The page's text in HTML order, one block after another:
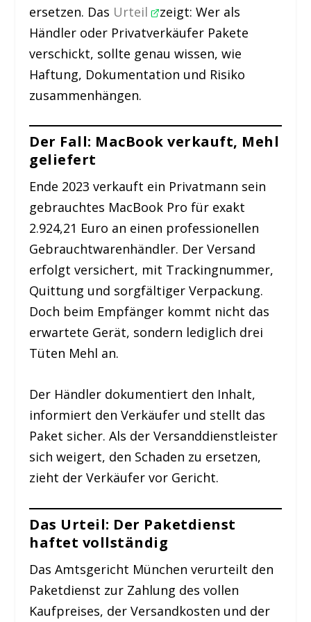
ersetzen. Das Urteil zeigt: Wer als
Händler oder Privatverkäufer Pakete
verschickt, sollte genau wissen, wie
Haftung, Dokumentation und Risiko
zusammenhängen.
Der Fall: MacBook verkauft, Mehl
geliefert
Ende 2023 verkauft ein Privatmann sein
gebrauchtes MacBook Pro für exakt
2.924,21 Euro an einen professionellen
Gebrauchtwarenhändler. Der Versand
erfolgt versichert, mit Trackingnummer,
Quittung und sorgfältiger Verpackung.
Doch beim Empfänger kommt nicht das
erwartete Gerät, sondern lediglich drei
Tüten Mehl an.
Der Händler dokumentiert den Inhalt,
informiert den Verkäufer und stellt das
Paket sicher. Als der Versanddienstleister
sich weigert, den Schaden zu ersetzen,
zieht der Verkäufer vor Gericht.
Das Urteil: Der Paketdienst
haftet vollständig
Das Amtsgericht München verurteilt den
Paketdienst zur Zahlung des vollen
Kaufpreises, der Versandkosten und der